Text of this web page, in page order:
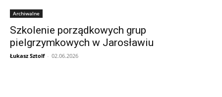
Archiwalne
Szkolenie porządkowych grup
pielgrzymkowych w Jarosławiu
Łukasz Sztolf - 02.06.2026